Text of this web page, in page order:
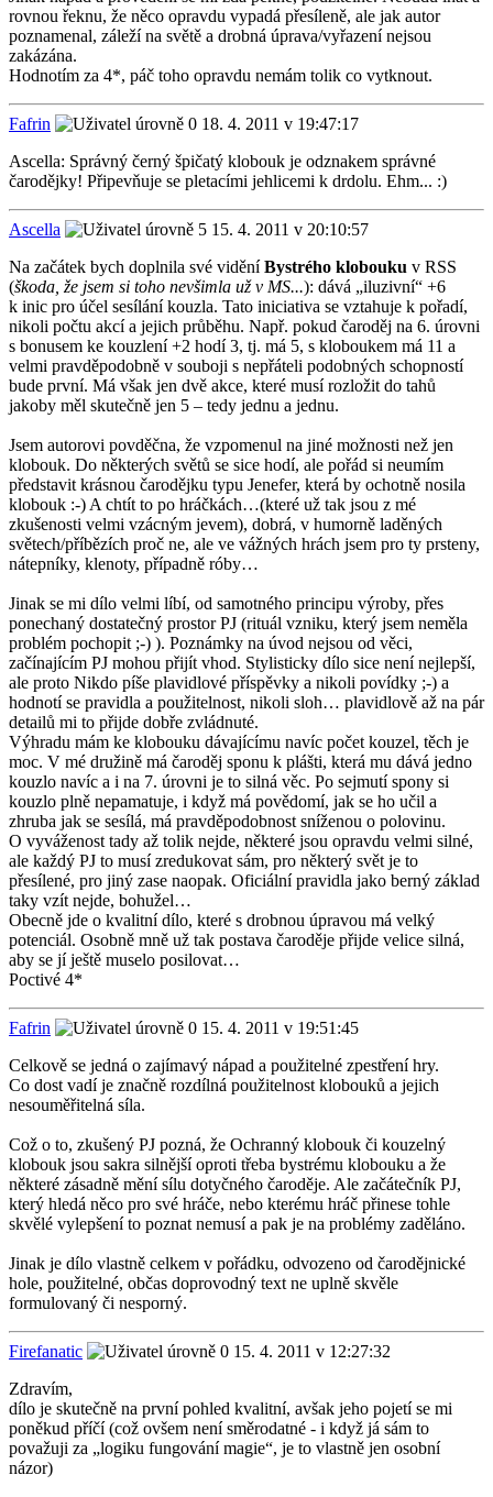
rovnou řeknu, že něco opravdu vypadá přesíleně, ale jak autor
poznamenal, záleží na světě a drobná úprava/vyřazení nejsou
zakázána.
Hodnotím za 4*, páč toho opravdu nemám tolik co vytknout.
Fafrin
18. 4. 2011 v 19:47:17
Ascella: Správný černý špičatý klobouk je odznakem správné
čarodějky! Připevňuje se pletacími jehlicemi k drdolu. Ehm... :)
Ascella
15. 4. 2011 v 20:10:57
Na začátek bych doplnila své viděníBystrého klobouku v RSS
(škoda, že jsem si toho nevšimla už v MS...): dává „iluzivní“ +6
k inic pro účel sesílání kouzla. Tato iniciativa se vztahuje k pořadí,
nikoli počtu akcí a jejich průběhu. Např. pokud čaroděj na 6. úrovni
s bonusem ke kouzlení +2 hodí 3, tj. má 5, s kloboukem má 11 a
velmi pravděpodobně v souboji s nepřáteli podobných schopností
bude první. Má však jen dvě akce, které musí rozložit do tahů
jakoby měl skutečně jen 5 – tedy jednu a jednu.
Jsem autorovi povděčna, že vzpomenul na jiné možnosti než jen
klobouk. Do některých světů se sice hodí, ale pořád si neumím
představit krásnou čarodějku typu Jenefer, která by ochotně nosila
klobouk :-) A chtít to po hráčkách…(které už tak jsou z mé
zkušenosti velmi vzácným jevem), dobrá, v humorně laděných
světech/příbězích proč ne, ale ve vážných hrách jsem pro ty prsteny,
nátepníky, klenoty, případně róby…
Jinak se mi dílo velmi líbí, od samotného principu výroby, přes
ponechaný dostatečný prostor PJ (rituál vzniku, který jsem neměla
problém pochopit ;-) ). Poznámky na úvod nejsou od věci,
začínajícím PJ mohou přijít vhod. Stylisticky dílo sice není nejlepší,
ale proto Nikdo píše plavidlové příspěvky a nikoli povídky ;-) a
hodnotí se pravidla a použitelnost, nikoli sloh… plavidlově až na pár
detailů mi to přijde dobře zvládnuté.
Výhradu mám ke klobouku dávajícímu navíc počet kouzel, těch je
moc. V mé družině má čaroděj sponu k plášti, která mu dává jedno
kouzlo navíc a i na 7. úrovni je to silná věc. Po sejmutí spony si
kouzlo plně nepamatuje, i když má povědomí, jak se ho učil a
zhruba jak se sesílá, má pravděpodobnost sníženou o polovinu.
O vyváženost tady až tolik nejde, některé jsou opravdu velmi silné,
ale každý PJ to musí zredukovat sám, pro některý svět je to
přesílené, pro jiný zase naopak. Oficiální pravidla jako berný základ
taky vzít nejde, bohužel…
Obecně jde o kvalitní dílo, které s drobnou úpravou má velký
potenciál. Osobně mně už tak postava čaroděje přijde velice silná,
aby se jí ještě muselo posilovat…
Poctivé 4*
Fafrin
15. 4. 2011 v 19:51:45
Celkově se jedná o zajímavý nápad a použitelné zpestření hry.
Co dost vadí je značně rozdílná použitelnost klobouků a jejich
nesouměřitelná síla.
Což o to, zkušený PJ pozná, že Ochranný klobouk či kouzelný
klobouk jsou sakra silnější oproti třeba bystrému klobouku a že
některé zásadně mění sílu dotyčného čaroděje. Ale začátečník PJ,
který hledá něco pro své hráče, nebo kterému hráč přinese tohle
skvělé vylepšení to poznat nemusí a pak je na problémy zaděláno.
Jinak je dílo vlastně celkem v pořádku, odvozeno od čarodějnické
hole, použitelné, občas doprovodný text ne uplně skvěle
formulovaný či nesporný.
Firefanatic
15. 4. 2011 v 12:27:32
Zdravím,
dílo je skutečně na první pohled kvalitní, avšak jeho pojetí se mi
poněkud příčí (což ovšem není směrodatné - i když já sám to
považuji za „logiku fungování magie“, je to vlastně jen osobní
názor)